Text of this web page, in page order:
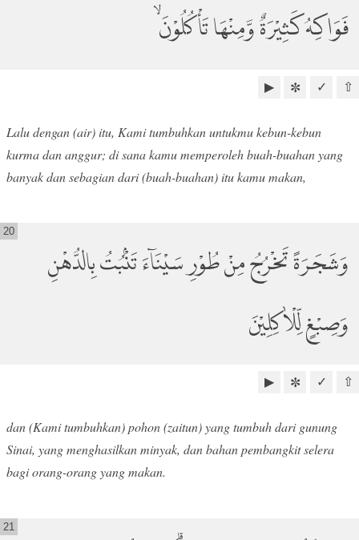
فَوَاكِهُ كَثِيْرَةٌ وَّمِنْهَا تَأْكُلُوْنَ ۙ
⇧
✓
✼
▶
Lalu dengan (air) itu, Kami tumbuhkan untukmu kebun-kebun
kurma dan anggur; di sana kamu memperoleh buah-buahan yang
banyak dan sebagian dari (buah-buahan) itu kamu makan,
وَشَجَرَةً تَخْرُجُ مِنْ طُوْرِ سَيْنَاۤءَ تَنْۢبُتُ بِالدُّهْنِ
وَصِبْغٍ لِّلْاٰكِلِيْنَ
20
⇧
✓
✼
▶
dan (Kami tumbuhkan) pohon (zaitun) yang tumbuh dari gunung
Sinai, yang menghasilkan minyak, dan bahan pembangkit selera
bagi orang-orang yang makan.
21